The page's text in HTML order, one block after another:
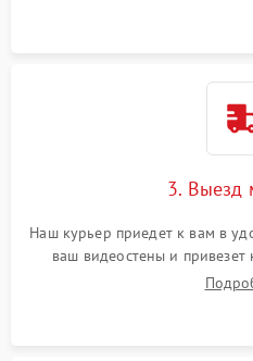
3. Выезд
Наш курьер приедет к вам в
ваш видеостены и привезет